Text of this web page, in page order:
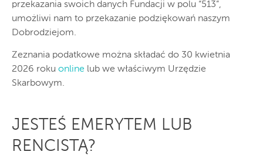
przekazania swoich danych Fundacji w polu “513”,
umożliwi nam to przekazanie podziękowań naszym
Dobrodziejom.
Zeznania podatkowe można składać do 30 kwietnia
2026 roku online lub we właściwym Urzędzie
Skarbowym.
JESTEŚ EMERYTEM LUB
RENCISTĄ?